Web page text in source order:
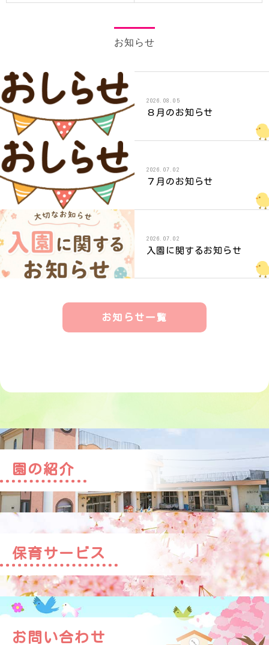
お知らせ
2026.08.05
８月のお知らせ
2026.07.02
７月のお知らせ
2026.07.02
入園に関するお知らせ
お知らせ一覧
園の紹介
保育サービス
お問い合わせ